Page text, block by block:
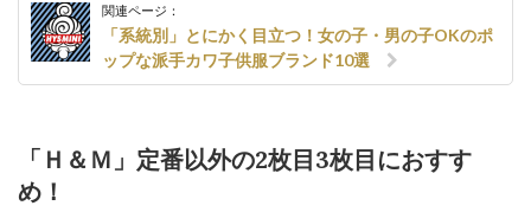
関連ページ：
「系統別」とにかく目立つ！女の子・男の子OKのポ
ップな派手カワ子供服ブランド10選
「Ｈ＆Ｍ」定番以外の2枚目3枚目におすす
め！